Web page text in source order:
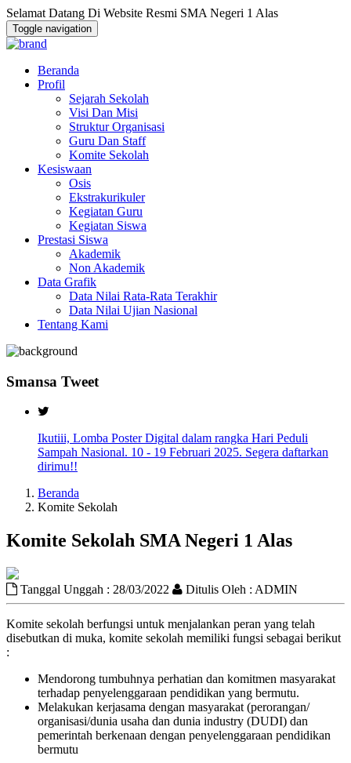
Selamat Datang Di Website Resmi SMA Negeri 1 Alas
Toggle navigation
Beranda
Profil
Sejarah Sekolah
Visi Dan Misi
Struktur Organisasi
Guru Dan Staff
Komite Sekolah
Kesiswaan
Osis
Ekstrakurikuler
Kegiatan Guru
Kegiatan Siswa
Prestasi Siswa
Akademik
Non Akademik
Data Grafik
Data Nilai Rata-Rata Terakhir
Data Nilai Ujian Nasional
Tentang Kami
Smansa Tweet
Ikutiii, Lomba Poster Digital dalam rangka Hari Peduli
Sampah Nasional. 10 - 19 Februari 2025. Segera daftarkan
dirimu!!
Beranda
Komite Sekolah
Komite Sekolah SMA Negeri 1 Alas
Tanggal Unggah : 28/03/2022 Ditulis Oleh : ADMIN
Komite sekolah berfungsi untuk menjalankan peran yang telah
disebutkan di muka, komite sekolah memiliki fungsi sebagai berikut
:
Mendorong tumbuhnya perhatian dan komitmen masyarakat
terhadap penyelenggaraan pendidikan yang bermutu.
Melakukan kerjasama dengan masyarakat (perorangan/
organisasi/dunia usaha dan dunia industry (DUDI) dan
pemerintah berkenaan dengan penyelenggaraan pendidikan
bermutu